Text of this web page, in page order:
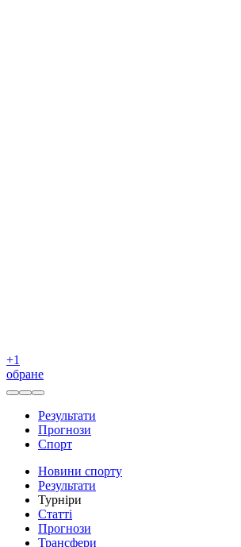
+1
обране
Результати
Прогнози
Спорт
Новини спорту
Результати
Турніри
Статті
Прогнози
Трансфери